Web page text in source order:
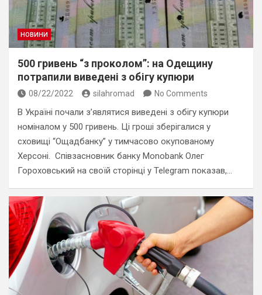
НОВИНИ
500 гривень “з проколом”: на Одещину
потрапили виведені з обігу купюри
08/22/2022 silahromad No Comments
В Україні почали з’являтися виведені з обігу купюри
номіналом у 500 гривень. Ці гроші зберігалися у
сховищі “Ощадбанку” у тимчасово окупованому
Херсоні. Співзасновник банку Monobank Олег
Гороховський на своїй сторінці у Telegram показав,…